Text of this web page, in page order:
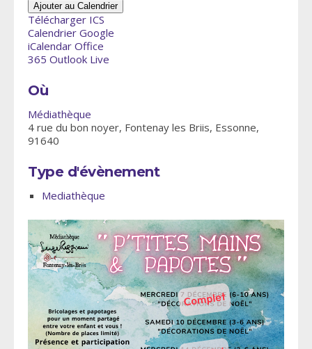
Ajouter au Calendrier
Télécharger ICS
Calendrier Google
iCalendar Office
365 Outlook Live
Où
Médiathèque
4 rue du bon noyer, Fontenay les Briis, Essonne,
91640
Type d'évènement
Mediathèque